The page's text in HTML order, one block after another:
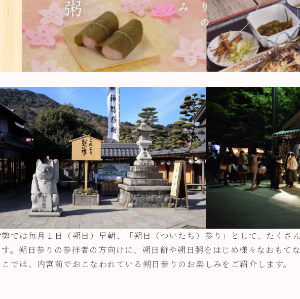
勢では毎月１日（朔日）早朝、「朔日（ついたち）参り」として、たくさ
す。朔日参りの参拝者の方向けに、朔日餅や朔日粥をはじめ様々なおもて
こでは、内宮前でおこなわれている朔日参りのお楽しみをご紹介します。